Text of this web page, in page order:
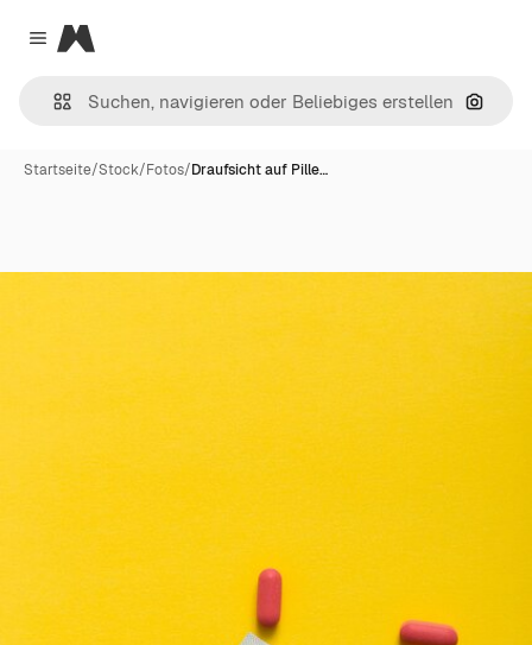
Close menu
Magnific
Nach
Startseite/Stock/Fotos/Draufsicht auf Pille…